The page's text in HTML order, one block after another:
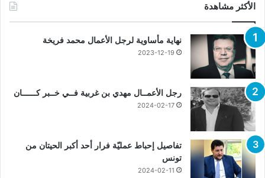
الأكثر مشاهدة
نهاية مأساوية لرجل الأعمال محمد فريخة
2023-12-19
رجل الأعمــال مهدي بن غربية فــي خــبر كــــــان
2024-02-17
تفاصيل إحباط عمليّة فرار أحد أكبر الحيتان من
تونس
2024-02-11